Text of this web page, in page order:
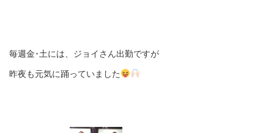
毎週金･土には、ジョイさん出勤ですが
昨夜も元気に踊っていました